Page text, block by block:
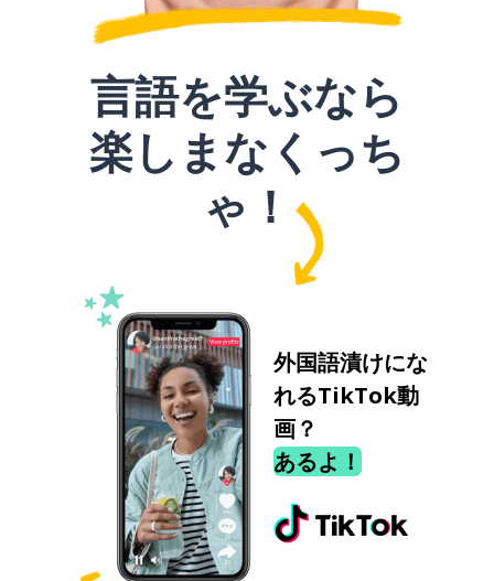
言語を学ぶなら
楽しまなくっち
ゃ！
外国語漬けにな
れるTikTok動
画？
あるよ！